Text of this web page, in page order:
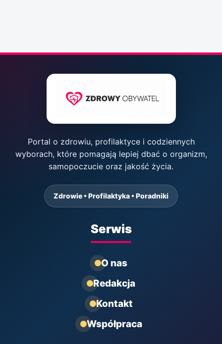
Portal o zdrowiu, profilaktyce i codziennych
wyborach, które pomagają lepiej dbać o organizm,
samopoczucie oraz jakość życia.
Zdrowie • Profilaktyka • Poradniki
Serwis
O nas
Redakcja
Kontakt
Współpraca